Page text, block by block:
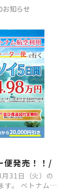
お知らせ
便発売！！/
31日（火）の
す。 ベトナム航